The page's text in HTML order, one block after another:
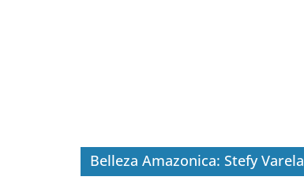
Belleza Amazonica: Stefy Varela